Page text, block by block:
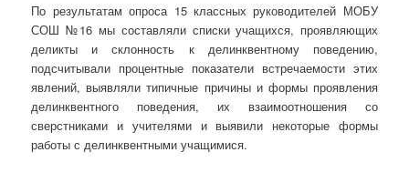
По результатам опроса 15 классных руководителей МОБУ
СОШ №16 мы составляли списки учащихся, проявляющих
деликты и склонность к делинквентному поведению,
подсчитывали процентные показатели встречаемости этих
явлений, выявляли типичные причины и формы проявления
делинквентного поведения, их взаимоотношения со
сверстниками и учителями и выявили некоторые формы
работы с делинквентными учащимися.